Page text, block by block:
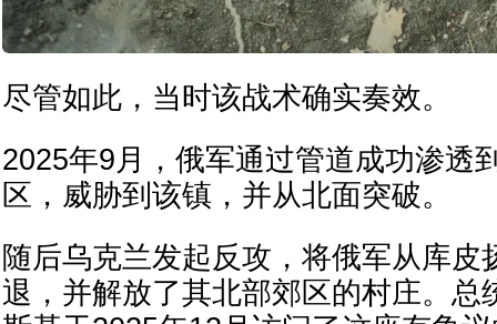
尽管如此，当时该战术确实奏效。
2025年9月，俄军通过管道成功渗透
区，威胁到该镇，并从北面突破。
随后乌克兰发起反攻，将俄军从库皮
退，并解放了其北部郊区的村庄。总